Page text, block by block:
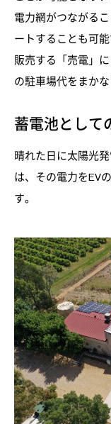
電力網がつながる
ートすることも可
販売する「売電」
の駐車場代をまか
蓄電池として
晴れた日に太陽光
は、その電力をEV
す。